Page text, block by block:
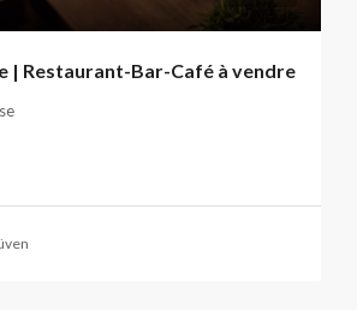
| Restaurant-Bar-Café à vendre